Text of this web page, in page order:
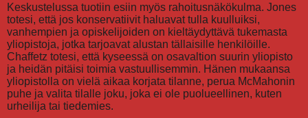
Keskustelussa tuotiin esiin myös rahoitusnäkökulma. Jones
totesi, että jos konservatiivit haluavat tulla kuulluiksi,
vanhempien ja opiskelijoiden on kieltäydyttävä tukemasta
yliopistoja, jotka tarjoavat alustan tällaisille henkilöille.
Chaffetz totesi, että kyseessä on osavaltion suurin yliopisto
ja heidän pitäisi toimia vastuullisemmin. Hänen mukaansa
yliopistolla on vielä aikaa korjata tilanne, perua McMahonin
puhe ja valita tilalle joku, joka ei ole puolueellinen, kuten
urheilija tai tiedemies.